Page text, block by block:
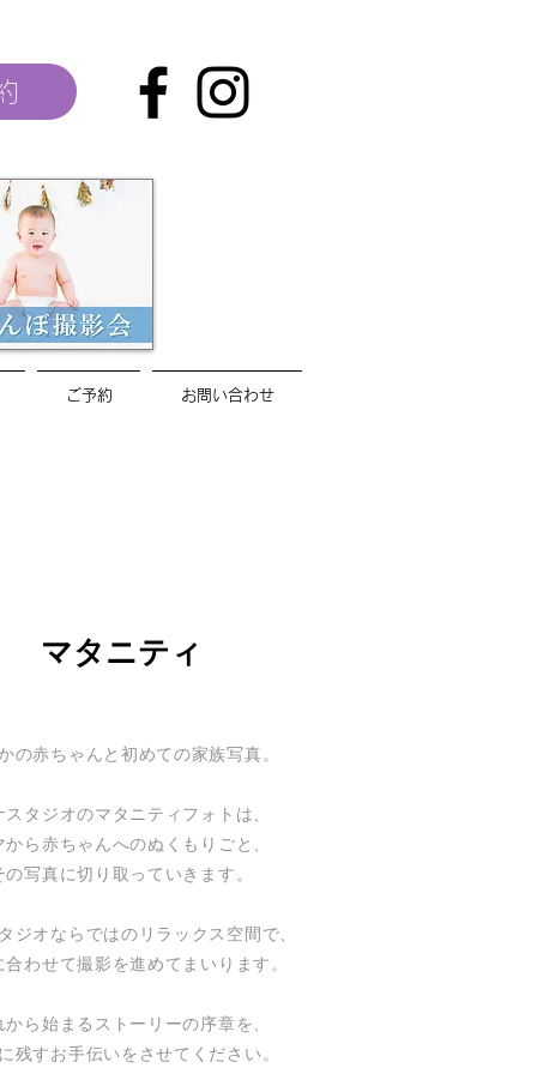
ご予約 お問い合わせ
マタニティ
の赤ちゃんと初めての家族写真。
スタジオのマタニティフォトは、
から赤ちゃんへのぬくもりごと、
の写真に切り取っていきます。
ジオならではの リラックス空間で、
わせて撮影を進めてまいります。
から始まるストーリーの序章を、
残すお手伝いをさせてください。